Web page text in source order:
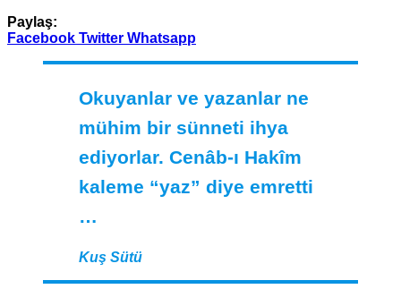
Paylaş:
Facebook Twitter Whatsapp
Okuyanlar ve yazanlar ne
mühim bir sünneti ihya
ediyorlar. Cenâb-ı Hakîm
kaleme “yaz” diye emretti
…
Kuş Sütü